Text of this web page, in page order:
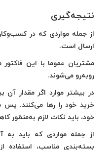
نتیجه‌گیری
از جمله مواردی که در
ارسال است.
مشتریان عموما با این
روبه‌رو می‌شوند.
در بیشتر موارد اگر مقدار
خرید خود را رها می‌کنند.
خود، باید نکات لازم به‌منظور
از جمله مواردی که باید به
بسته‌بندی مناسب، استفاده